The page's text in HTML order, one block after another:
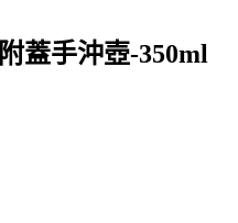
蓋手沖壺-350ml